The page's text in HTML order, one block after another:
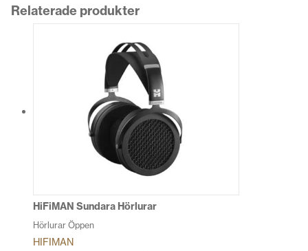
Relaterade produkter
HiFiMAN Sundara Hörlurar
Hörlurar Öppen
HIFIMAN